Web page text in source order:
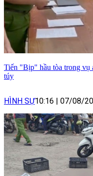
Tiến "Bịp" hầu tòa trong vụ
túy
HÌNH SỰ10:16 | 07/08/